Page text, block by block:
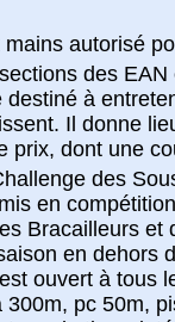
mains autorisé
des
destiné à
Il donne
prix, dont une
des
en
Bracailleurs et
en dehors
ouvert à tous
300m, pc 50m,